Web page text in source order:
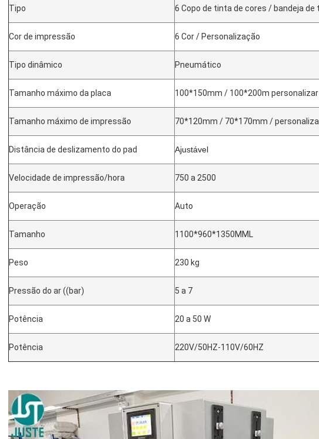
Tipo 6 Copo de tinta de cores / bandeja de
Cor de impressão 6 Cor / Personalização
Tipo dinâmico Pneumático
Tamanho máximo da placa 100*150mm / 100*200m personalizar
Tamanho máximo de impressão 70*120mm / 70*170mm /
Distância de deslizamento do pad Ajustável
Velocidade de impressão/hora 750 a 2500
Operação Auto
Tamanho 1100*960*1350MML
Peso 230 kg
Pressão do ar ((bar) 5 a 7
Potência 20 a 50 W
Potência 220V/50HZ-110V/60HZ